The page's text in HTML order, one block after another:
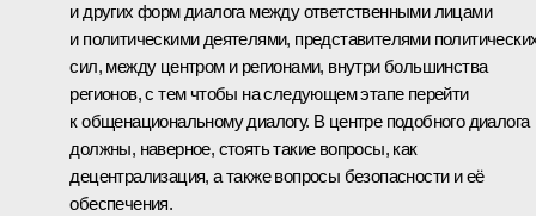
и других форм диалога между ответственными лицами
и политическими деятелями, представителями
сил, между центром и регионами, внутри большинства
регионов, с тем чтобы на следующем этапе перейти
к общенациональному диалогу. В центре подобного диалога
должны, наверное, стоять такие вопросы, как
децентрализация, а также вопросы безопасности и её
обеспечения.